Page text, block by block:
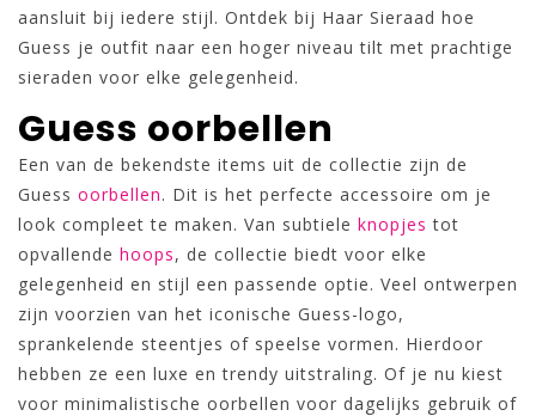
aansluit bij iedere stijl. Ontdek bij Haar Sieraad hoe
Guess je outfit naar een hoger niveau tilt met prachtige
sieraden voor elke gelegenheid.
Guess oorbellen
Een van de bekendste items uit de collectie zijn de
Guess oorbellen. Dit is het perfecte accessoire om je
look compleet te maken. Van subtiele knopjes tot
opvallende hoops, de collectie biedt voor elke
gelegenheid en stijl een passende optie. Veel ontwerpen
zijn voorzien van het iconische Guess-logo,
sprankelende steentjes of speelse vormen. Hierdoor
hebben ze een luxe en trendy uitstraling. Of je nu kiest
voor minimalistische oorbellen voor dagelijks gebruik of